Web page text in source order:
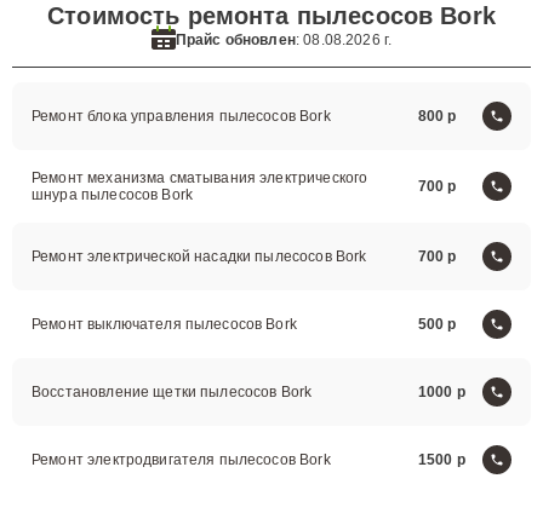
Стоимость ремонта пылесосов Bork
Прайс обновлен: 08.08.2026 г.
Ремонт блока управления пылесосов Bork 800
Ремонт механизма сматывания электрического
шнура пылесосов Bork
700
Ремонт электрической насадки пылесосов Bork 700
Ремонт выключателя пылесосов Bork 500
Восстановление щетки пылесосов Bork 1000
Ремонт электродвигателя пылесосов Bork 1500